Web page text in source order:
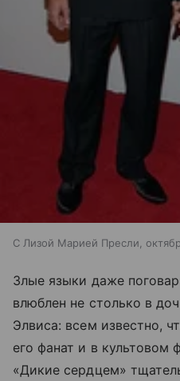
С Лизой Марией Пресли,
Злые языки даже
влюблен не столько в
Элвиса: всем известно,
его фанат и в культовом
«Дикие сердцем»